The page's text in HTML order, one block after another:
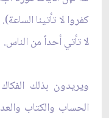
كفروا لا تأتينا
لا تأتي أحداً من الناس.
ويريدون بذلك
الحساب والكتاب